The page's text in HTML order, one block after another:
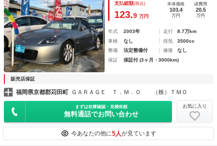
支払総額(税込)
123.9 万円
本体価格
103.4
万円
諸費用
20.5
万円
年式 2003年 走行
8.7万km
車検
なし 排気
3500cc
整備
法定整備付 修復
なし
保証
保証付 (3ヶ月・3000km)
販売店保証
福岡県京都郡苅田町 ＧＡＲＡＧＥ Ｔ．Ｍ．Ｏ （株）ＴＭＯ
まずは在庫確認・見積依頼
無料通話でお問い合わせ
お気に入り
今あなたの他に5人が見ています